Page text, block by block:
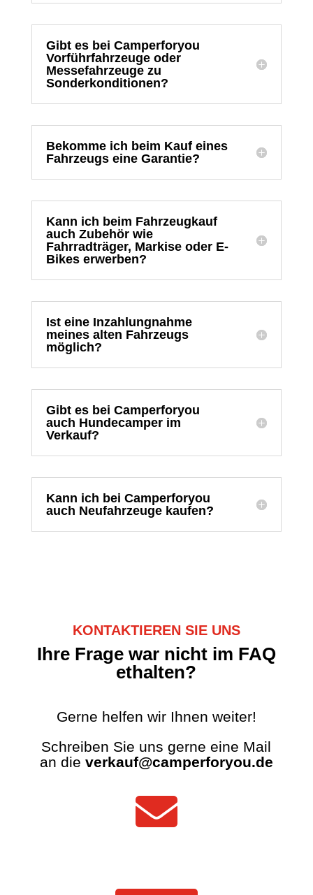
Gibt es bei Camperforyou
Vorführfahrzeuge oder
Messefahrzeuge zu
Sonderkonditionen?
Bekomme ich beim Kauf eines
Fahrzeugs eine Garantie?
Kann ich beim Fahrzeugkauf
auch Zubehör wie
Fahrradträger, Markise oder E-
Bikes erwerben?
Ist eine Inzahlungnahme
meines alten Fahrzeugs
möglich?
Gibt es bei Camperforyou
auch Hundecamper im
Verkauf?
Kann ich bei Camperforyou
auch Neufahrzeuge kaufen?
KONTAKTIEREN SIE UNS
Ihre Frage war nicht im FAQ
ethalten?
Gerne helfen wir Ihnen weiter!
Schreiben Sie uns gerne eine Mail
an die verkauf@camperforyou.de
